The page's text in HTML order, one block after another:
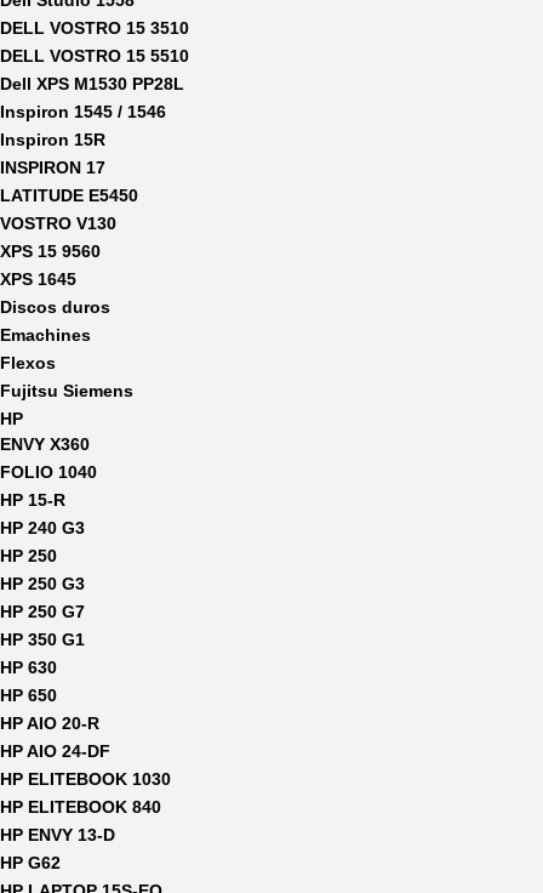
DELL VOSTRO 15 3510
DELL VOSTRO 15 5510
Dell XPS M1530 PP28L
Inspiron 1545 / 1546
Inspiron 15R
INSPIRON 17
LATITUDE E5450
VOSTRO V130
XPS 15 9560
XPS 1645
Discos duros
Emachines
Flexos
Fujitsu Siemens
HP
ENVY X360
FOLIO 1040
HP 15-R
HP 240 G3
HP 250
HP 250 G3
HP 250 G7
HP 350 G1
HP 630
HP 650
HP AIO 20-R
HP AIO 24-DF
HP ELITEBOOK 1030
HP ELITEBOOK 840
HP ENVY 13-D
HP G62